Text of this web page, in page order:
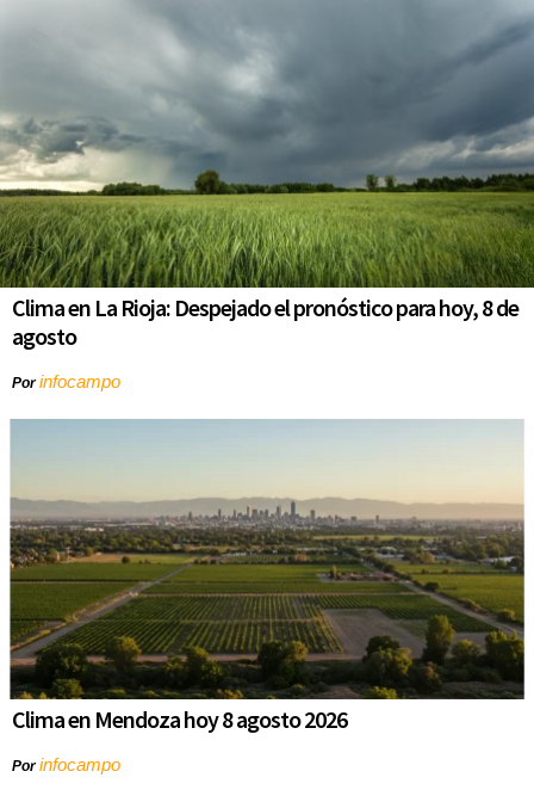
Clima en La Rioja: Despejado el pronóstico para hoy, 8 de
agosto
Porinfocampo
Clima en Mendoza hoy 8 agosto 2026
Porinfocampo